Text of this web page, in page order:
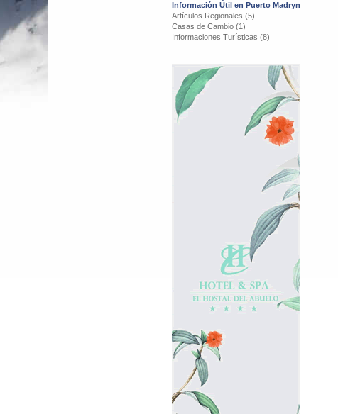
Información Útil en Puerto Madryn
Artículos Regionales (5)
Casas de Cambio (1)
Informaciones Turísticas (8)